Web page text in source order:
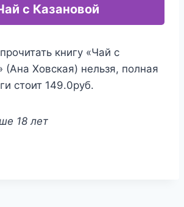
с Казановой
книгу «Чай с
(Ана Ховская) нельзя, полная
стоит 149.0руб.
18 лет